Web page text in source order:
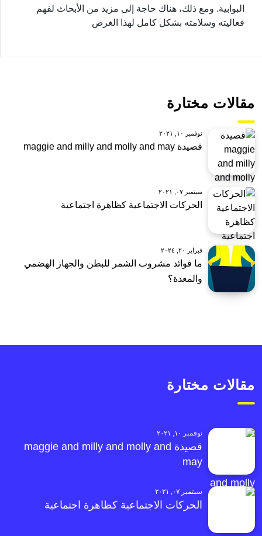
البوابية. ومع ذلك، هناك حاجة إلى مزيد من الأبحاث لفهم
فعاليته وسلامته بشكل كامل لهذا الغرض
مقالات مختارة
نوفمبر ١٠, ٢٠٢١
قصيدة maggie and milly and molly and may
سبتمبر ٠٧, ٢٠٢١
الحركات الاجتماعية كظاهرة اجتماعية
فبراير ٢٠, ٢٠٢٤
ما فوائد مشروب الشمر للبطن والجهاز الهضمي
والمعدة؟
مقالات مختارة
نوفمبر ١٠, ٢٠٢١
قصيدة maggie and milly and molly and
may
سبتمبر ٠٧, ٢٠٢١
الحركات الاجتماعية كظاهرة اجتماعية